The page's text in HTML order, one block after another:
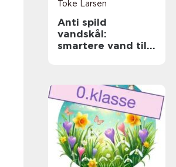
Toke Larsen
Anti spild
vandskål:
smartere vand til